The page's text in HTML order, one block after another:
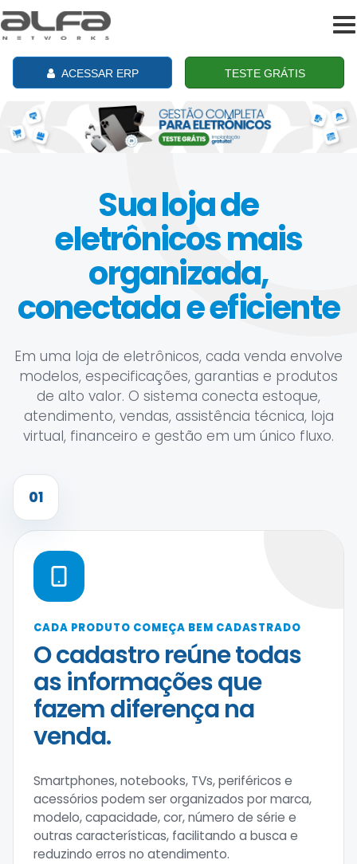
ACESSAR ERP TESTE GRÁTIS
Sua loja de
eletrônicos mais
organizada,
conectada e eficiente
Em uma loja de eletrônicos, cada venda envolve
modelos, especificações, garantias e produtos
de alto valor. O sistema conecta estoque,
atendimento, vendas, assistência técnica, loja
virtual, financeiro e gestão em um único fluxo.
01
CADA PRODUTO COMEÇA BEM CADASTRADO
O cadastro reúne todas
as informações que
fazem diferença na
venda.
Smartphones, notebooks, TVs, periféricos e
acessórios podem ser organizados por marca,
modelo, capacidade, cor, número de série e
outras características, facilitando a busca e
reduzindo erros no atendimento.